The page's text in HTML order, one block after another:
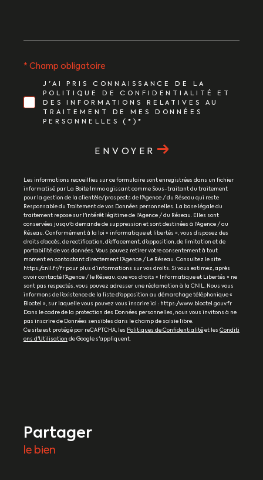
J'AI PRIS CONNAISSANCE DE LA
POLITIQUE DE CONFIDENTIALITÉ ET
DES INFORMATIONS RELATIVES AU
TRAITEMENT DE MES DONNÉES
PERSONNELLES (*)*
* Champ obligatoire
ENVOYER
Les informations recueillies sur ce formulaire sont enregistrées dans un fichier
informatisé par La Boite Immo agissant comme Sous-traitant du traitement
pour la gestion de la clientèle/prospects de l'Agence / du Réseau qui reste
Responsable du Traitement de vos Données personnelles. La base légale du
traitement repose sur l'intérêt légitime de l'Agence / du Réseau. Elles sont
conservées jusqu'à demande de suppression et sont destinées à l'Agence / au
Réseau. Conformément à la loi « informatique et libertés », vous disposez des
droits d’accès, de rectification, d’effacement, d’opposition, de limitation et de
portabilité de vos données. Vous pouvez retirer votre consentement à tout
moment en contactant directement l’Agence / Le Réseau. Consultez le site
https://cnil.fr/fr pour plus d’informations sur vos droits. Si vous estimez, après
avoir contacté l'Agence / le Réseau, que vos droits « Informatique et Libertés » ne
sont pas respectés, vous pouvez adresser une réclamation à la CNIL. Nous vous
informons de l’existence de la liste d'opposition au démarchage téléphonique «
Bloctel », sur laquelle vous pouvez vous inscrire ici : https://www.bloctel.gouv.fr
Dans le cadre de la protection des Données personnelles, nous vous invitons à ne
pas inscrire de Données sensibles dans le champ de saisie libre.
Ce site est protégé par reCAPTCHA, les Politiques de Confidentialité et les Conditi
ons d'Utilisation de Google s'appliquent.
partager
le bien